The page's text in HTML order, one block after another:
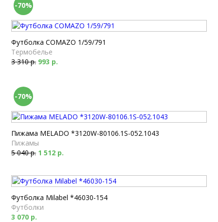
-70%
Футболка COMAZO 1/59/791
Термобелье
3 310 р. 993 р.
-70%
Пижама MELADO *3120W-80106.1S-052.1043
Пижамы
5 040 р. 1 512 р.
Футболка Milabel *46030-154
Футболки
3 070 р.